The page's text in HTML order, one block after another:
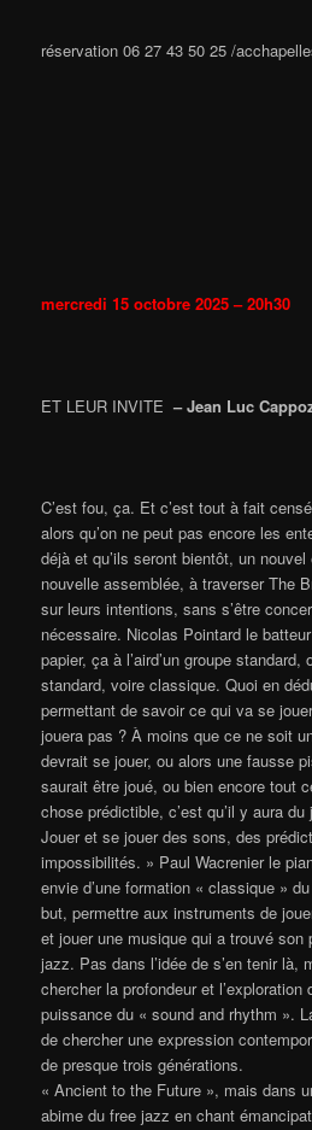
réservation 06 27 43 50 25 /
mercredi 15 octobre 2025 – 20h30
ET LEUR INVITE – Jean Luc
C’est fou, ça. Et c’est tout à fait
alors qu’on ne peut pas encore les
déjà et qu’ils seront bientôt, un
nouvelle assemblée, à traverser The
sur leurs intentions, sans s’être
nécessaire. Nicolas Pointard le
papier, ça à l’aird’un groupe standard,
standard, voire classique. Quoi en
permettant de savoir ce qui va se
jouera pas ? À moins que ce ne soit
devrait se jouer, ou alors une fausse
saurait être joué, ou bien encore tout
chose prédictible, c’est qu’il y aura du
Jouer et se jouer des sons, des
impossibilités. » Paul Wacrenier le
envie d’une formation « classique »
but, permettre aux instruments de
et jouer une musique qui a trouvé son
jazz. Pas dans l’idée de s’en tenir là,
chercher la profondeur et l’exploration
puissance du « sound and rhythm ».
de chercher une expression
de presque trois générations.
« Ancient to the Future », mais dans
abime du free jazz en chant